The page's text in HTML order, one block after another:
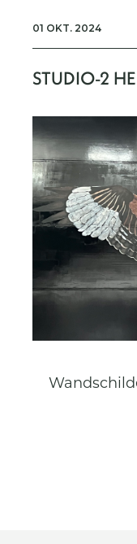
01 OKT. 2024
STUDIO-2